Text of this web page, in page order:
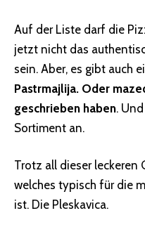
Auf der Liste darf die
jetzt nicht das
sein. Aber, es gibt auch
Pastrmajlija. Oder
geschrieben haben.
Sortiment an.
Trotz all dieser leckeren
welches typisch für die
ist. Die Pleskavica.